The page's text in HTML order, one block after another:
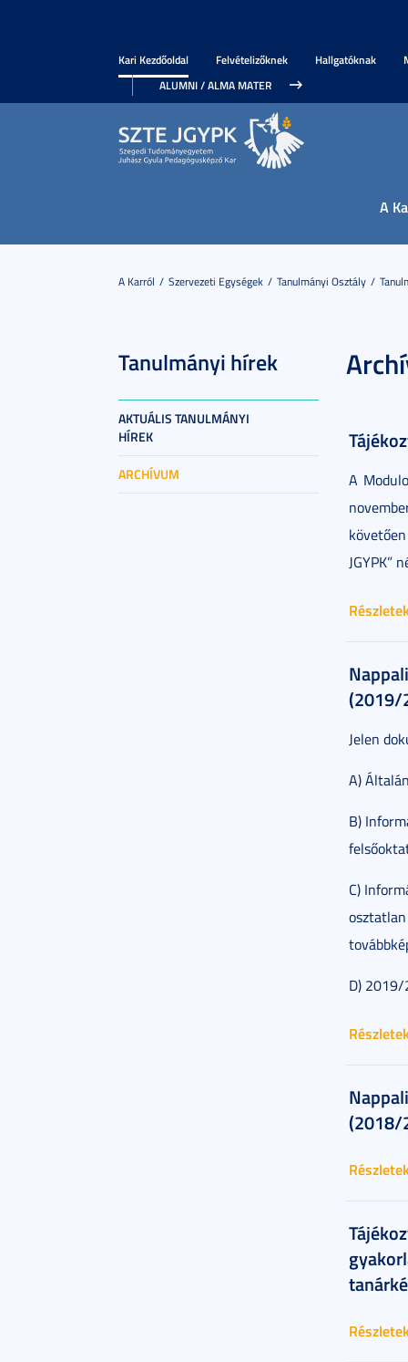
Kari Kezdőoldal Felvételizőknek Hallgatóknak
ALUMNI / ALMA MATER
A
A Karról Szervezeti Egységek Tanulmányi Osztály
Tanulmányi hírek
AKTUÁLIS TANULMÁNYI
HÍREK
ARCHÍVUM
A
JGYPK”
(2019/
Jelen
A)
B)
C)
D) 2019/
(2018/